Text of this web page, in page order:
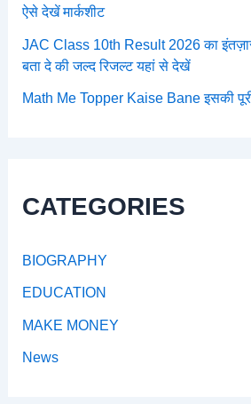
ऐसे देखें मार्कशीट
JAC Class 10th Result 2026 का
बता दे की जल्द रिजल्ट यहां से देखें
Math Me Topper Kaise Bane इसकी
CATEGORIES
BIOGRAPHY
EDUCATION
MAKE MONEY
News